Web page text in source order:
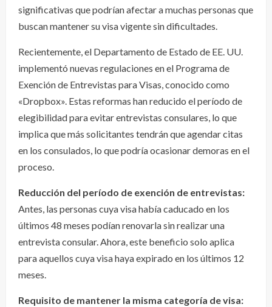
significativas que podrían afectar a muchas personas que
buscan mantener su visa vigente sin dificultades.
Recientemente, el Departamento de Estado de EE. UU.
implementó nuevas regulaciones en el Programa de
Exención de Entrevistas para Visas, conocido como
«Dropbox». Estas reformas han reducido el período de
elegibilidad para evitar entrevistas consulares, lo que
implica que más solicitantes tendrán que agendar citas
en los consulados, lo que podría ocasionar demoras en el
proceso.
Reducción del período de exención de entrevistas:
Antes, las personas cuya visa había caducado en los
últimos 48 meses podían renovarla sin realizar una
entrevista consular. Ahora, este beneficio solo aplica
para aquellos cuya visa haya expirado en los últimos 12
meses.
Requisito de mantener la misma categoría de visa: